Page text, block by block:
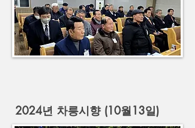
2024년 차릉시향 (10월13일)